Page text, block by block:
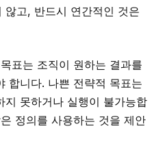
않고, 반드시 연간적인 것은
표는 조직이 원하는 결과를
합니다. 나쁜 전략적 목표는
지 못하거나 실행이 불가능합
정의를 사용하는 것을 제안